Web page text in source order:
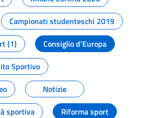
Campionati studenteschi 2019
(1)
Consiglio d'Europa
Sportivo
Notizie
sportiva
Riforma sport